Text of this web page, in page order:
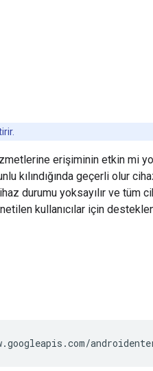
erişiminin etkin mi
kılındığında geçerli olur
durumu yoksayılır ve
kullanıcılar için